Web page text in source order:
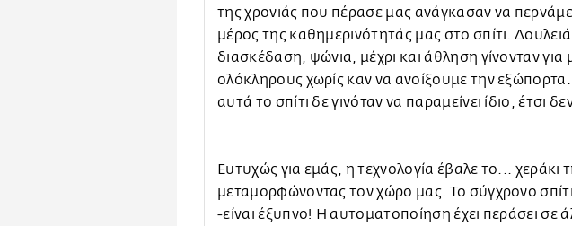
της χρονιάς που πέρασε μας ανάγκασαν να
μέρος της καθημερινότητάς μας στο σπίτι.
διασκέδαση, ψώνια, μέχρι και άθληση γίνονταν για
ολόκληρους χωρίς καν να ανοίξουμε την
αυτά το σπίτι δε γινόταν να παραμείνει ίδιο, έτσι δεν
Ευτυχώς για εμάς, η τεχνολογία έβαλε το... χεράκι
μεταμορφώνοντας τον χώρο μας. Το σύγχρονο σπίτι
-είναι έξυπνο! Η αυτοματοποίηση έχει περάσει σε